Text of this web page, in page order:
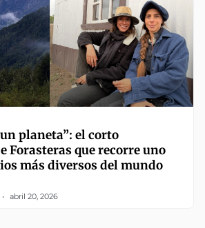
planeta”: el corto
Forasteras que recorre uno
más diversos del mundo
abril 20, 2026